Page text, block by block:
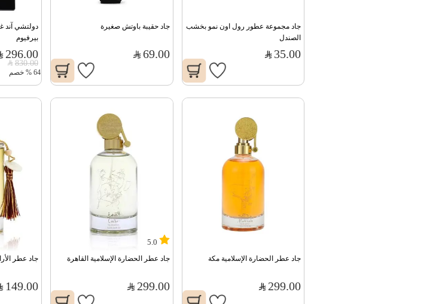
جاد مجموعة عطور رول اون نمو بخشب
الصندل
35.00
جاد حقيبة باوتش صغيرة
69.00
بيرفيوم
296.00
830.00
64
% خصم
جاد عطر الحضارة الإسلامية مكة
299.00
5.0
جاد عطر الحضارة الإسلامية القاهرة
299.00
جاد عطر
149.00